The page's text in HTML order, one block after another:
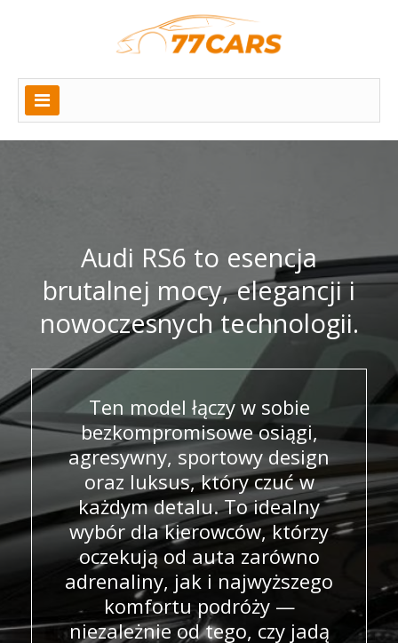
Audi RS6 to esencja
brutalnej mocy, elegancji i
nowoczesnych technologii.
Ten model łączy w sobie
bezkompromisowe osiągi,
agresywny, sportowy design
oraz luksus, który czuć w
każdym detalu. To idealny
wybór dla kierowców, którzy
oczekują od auta zarówno
adrenaliny, jak i najwyższego
komfortu podróży —
niezależnie od tego, czy jadą